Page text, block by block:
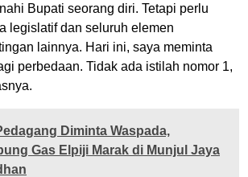
Bupati seorang diri. Tetapi perlu
legislatif dan seluruh elemen
lainnya. Hari ini, saya meminta
perbedaan. Tidak ada istilah nomor 1,
Diminta Waspada,
Gas Elpiji Marak di Munjul Jaya